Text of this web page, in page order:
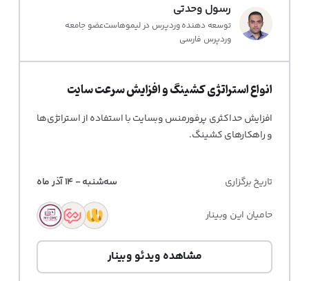
رسول وحدتی
توسعه دهنده وردپرس در لیموهاست عضو جامعه
وردپرس فارسی
انواع استراتژی کشینگ و افزایش سرعت سایت
افزایش حداکثری پرفورمنس وبسایت با استفاده از استراتژی‌ها
و راهکارهای کشینگ.
تاریخ برگزاری سه‌شنبه - ۱۴ آذر ماه
حامیان این وبینار
مشاهده ویدئو وبینار